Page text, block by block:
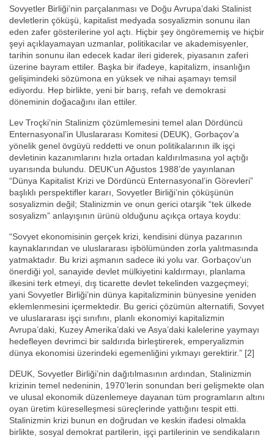
Sovyetler Birliği’nin parçalanması ve Doğu Avrupa’daki Stalinist
devletlerin çöküşü, kapitalist medyada sosyalizmin sonunu ilan
eden zafer gösterilerine yol açtı. Hiçbir şey öngörememiş ve hiçbir
şeyi açıklayamayan uzmanlar, politikacılar ve akademisyenler,
tarihin sonunu ilan edecek kadar ileri giderek, piyasanın zaferi
üzerine bayram ettiler. Başka bir ifadeye, kapitalizm, insanlığın
gelişimindeki sözümona en yüksek ve nihai aşamayı temsil
ediyordu. Hep birlikte, yeni bir barış, refah ve demokrasi
döneminin doğacağını ilan ettiler.
Lev Troçki’nin Stalinizm çözümlemesini temel alan Dördüncü
Enternasyonal’in Uluslararası Komitesi (DEUK), Gorbaçov’a
yönelik genel övgüyü reddetti ve onun politikalarının ilk işçi
devletinin kazanımlarını hızla ortadan kaldırılmasına yol açtığı
uyarısında bulundu. DEUK’un Ağustos 1988’de yayınlanan
“Dünya Kapitalist Krizi ve Dördüncü Enternasyonal’in Görevleri”
başlıklı perspektifler kararı, Sovyetler Birliği’nin çöküşünün
sosyalizmin değil; Stalinizmin ve onun gerici otarşik “tek ülkede
sosyalizm” anlayışının ürünü olduğunu açıkça ortaya koydu:
“Sovyet ekonomisinin gerçek krizi, kendisini dünya pazarının
kaynaklarından ve uluslararası işbölümünden zorla yalıtmasında
yatmaktadır. Bu krizi aşmanın sadece iki yolu var. Gorbaçov’un
önerdiği yol, sanayide devlet mülkiyetini kaldırmayı, planlama
ilkesini terk etmeyi, dış ticarette devlet tekelinden vazgeçmeyi;
yani Sovyetler Birliği’nin dünya kapitalizminin bünyesine yeniden
eklemlenmesini içermektedir. Bu gerici çözümün alternatifi, Sovyet
ve uluslararası işçi sınıfını, planlı ekonomiyi kapitalizmin
Avrupa’daki, Kuzey Amerika’daki ve Asya’daki kalelerine yaymayı
hedefleyen devrimci bir saldırıda birleştirerek, emperyalizmin
dünya ekonomisi üzerindeki egemenliğini yıkmayı gerektirir.” [2]
DEUK, Sovyetler Birliği’nin dağıtılmasının ardından, Stalinizmin
krizinin temel nedeninin, 1970’lerin sonundan beri gelişmekte olan
ve ulusal ekonomik düzenlemeye dayanan tüm programların altını
oyan üretim küreselleşmesi süreçlerinde yattığını tespit etti.
Stalinizmin krizi bunun en doğrudan ve keskin ifadesi olmakla
birlikte, sosyal demokrat partilerin, işçi partilerinin ve sendikaların